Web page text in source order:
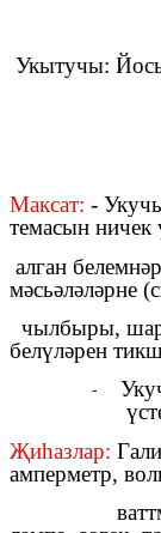
Укытучы:
Максат: -
темасын
алган
мәсьәләләрне
чылбыры,
белүләрен
Җиһазлар:
ваттметр,